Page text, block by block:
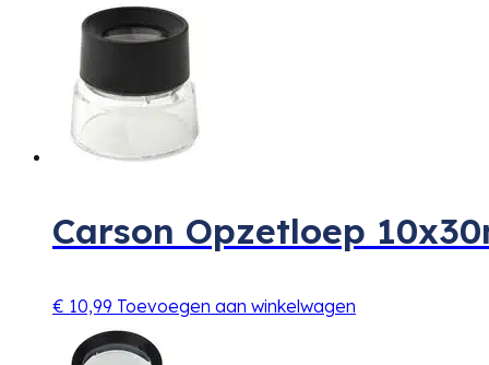
Carson Opzetloep
€ 10,99 Toevoegen aan winkelwagen